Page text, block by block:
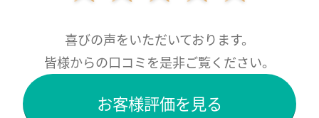
喜びの声をいただいております。
皆様からの口コミを是非ご覧ください。
お客様評価を見る